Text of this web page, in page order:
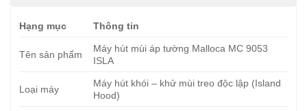
Hạng mục Thông tin
Tên sản phẩm
Máy hút mùi áp tường Malloca MC 9053
ISLA
Loại máy
Máy hút khói – khử mùi treo độc lập (Island
Hood)